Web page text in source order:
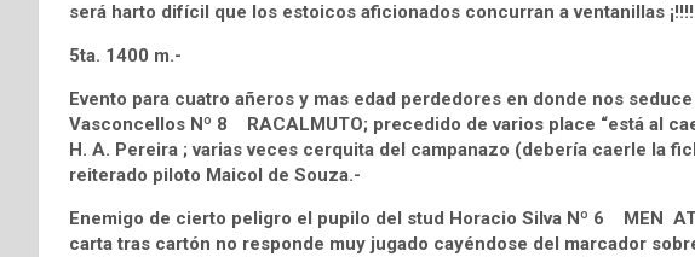
será harto difícil que los estoicos aficionados concurran a ventanillas
5ta. 1400 m.-
Evento para cuatro añeros y mas edad perdedores en donde nos
Vasconcellos Nº 8 RACALMUTO; precedido de varios place “está al
H. A. Pereira ; varias veces cerquita del campanazo (debería caerle la
reiterado piloto Maicol de Souza.-
Enemigo de cierto peligro el pupilo del stud Horacio Silva Nº 6 MEN
carta tras cartón no responde muy jugado cayéndose del marcador